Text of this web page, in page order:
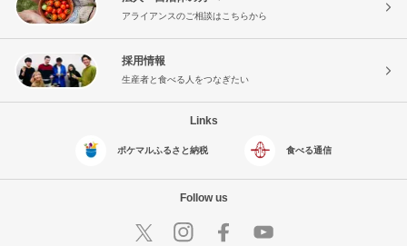
アライアンスのご相談はこちらから
採用情報
生産者と食べる人をつなぎたい
Links
ポケマルふるさと納税 食べる通信
Follow us